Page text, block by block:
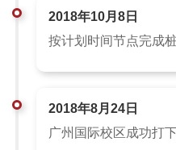
2018年10月8日
按计划时间节点完成桩
2018年8月24日
广州国际校区成功打